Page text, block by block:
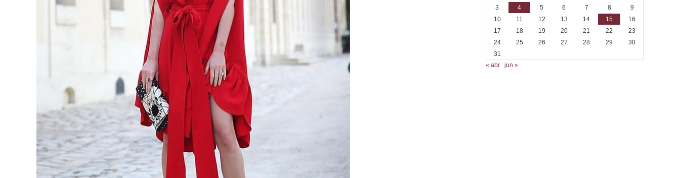
3
4 5 6 7 8
9
10
11 12 13 14 15
16
17
18 19 20 21 22
23
24
25 26 27 28 29
30
31
« abr
jun »